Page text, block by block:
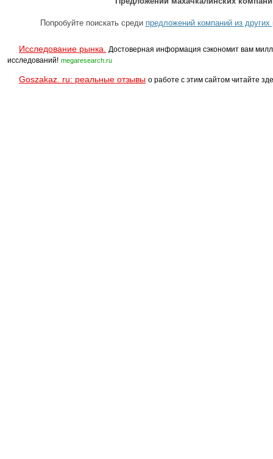
Попробуйте поискать среди предложений компаний из
Исследование рынка.
Достоверная информация сэкономит вам
исследований! megaresearch.ru
Goszakaz. ru: реальные отзывы о работе с этим сайтом читайте